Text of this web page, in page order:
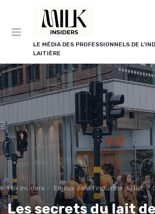
LE MÉDIA DES PROFESSIONNELS DE
LAITIÈRE
Milk Insiders Enjeux dans l'industrie du lait
Les secrets du lait